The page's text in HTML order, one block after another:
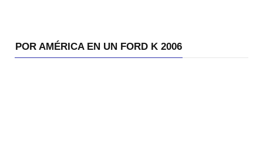
POR AMÉRICA EN UN FORD K 2006